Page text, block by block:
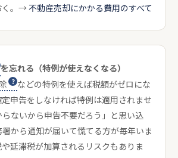
く。→不動産売却にかかる費用のすべて
を忘れる（特例が使えなくなる）
などの特例を使えば税額がゼロにな
申告をしなければ特例は適用されませ
ないから申告不要だろう」と思い込
から通知が届いて慌てる方が毎年いま
延滞税が加算されるリスクもありま